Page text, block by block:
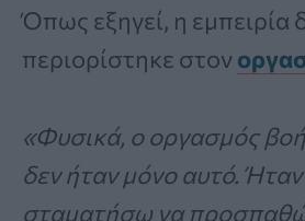
Όπως εξηγεί, η εμπειρία
περιορίστηκε στον
«Φυσικά, ο οργασμός
δεν ήταν μόνο αυτό.
σταματήσω να